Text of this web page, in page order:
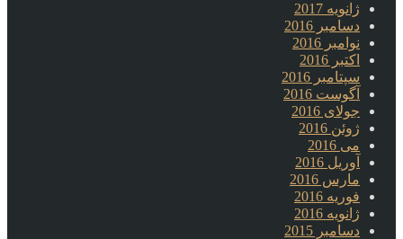
ژانویه 2017
دسامبر 2016
نوامبر 2016
اکتبر 2016
سپتامبر 2016
آگوست 2016
جولای 2016
ژوئن 2016
می 2016
آوریل 2016
مارس 2016
فوریه 2016
ژانویه 2016
دسامبر 2015